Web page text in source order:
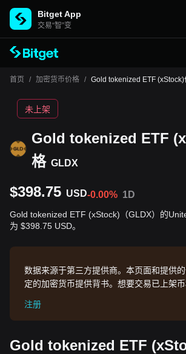
Bitget App
交易“智”变
首页 / 加密货币价格 / Gold tokenized ETF (xStock)
Gold tokenized ETF
格 GLDX
未上架
$398.75 USD-0.00% 1D
Gold tokenized ETF (xStock)（GLDX）的
为 $398.75 USD。
数据来源于第三方提供商。本页面和提供
定的加密货币提供背书。想要交易已上架币
注册
Gold tokenized ETF